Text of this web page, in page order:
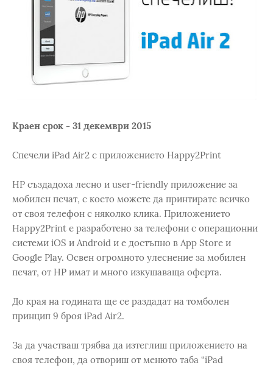
Краен срок - 31 декември 2015
Спечели iPad Air2 с приложението Happy2Print
HP създадоха лесно и user-friendly приложение за
мобилен печат, с което можете да принтирате всичко
от своя телефон с няколко клика. Приложението
Happy2Print е разработено за телефони с операционни
системи iOS и Android и е достъпно в App Store и
Google Play. Освен огромното улеснение за мобилен
печат, от НР имат и много изкушаваща оферта.
До края на годината ще се раздадат на томболен
принцип 9 броя iPad Air2.
За да участваш трябва да изтеглиш приложението на
своя телефон, да отвориш от менюто таба “iPad